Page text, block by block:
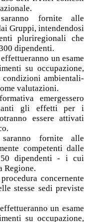
fornite alle
Gruppi, intendendosi
pluriregionali che
dipendenti.
un esame
su occupazione,
ambientali-
valutazioni.
emergessero
gli effetti per i
essere attivati
fornite alle
competenti dalle
dipendenti - i cui
Regione.
concernente
stesse sedi previste
un esame
su occupazione,